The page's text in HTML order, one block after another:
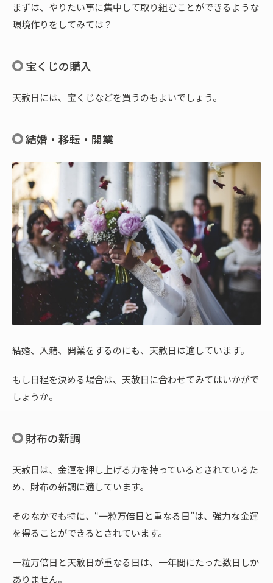
まずは、やりたい事に集中して取り組むことができるような
環境作りをしてみては？
宝くじの購入
天赦日には、宝くじなどを買うのもよいでしょう。
結婚・移転・開業
結婚、入籍、開業をするのにも、天赦日は適しています。
もし日程を決める場合は、天赦日に合わせてみてはいかがで
しょうか。
財布の新調
天赦日は、金運を押し上げる力を持っているとされているた
め、財布の新調に適しています。
そのなかでも特に、“一粒万倍日と重なる日”は、強力な金運
を得ることができるとされています。
一粒万倍日と天赦日が重なる日は、一年間にたった数日しか
ありません。